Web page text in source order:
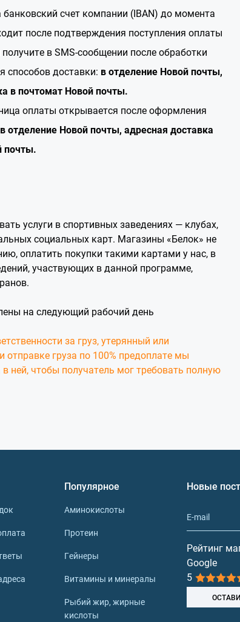
банковский счет компании (IBAN) до момента
после подтверждения поступления оплаты
в SMS-сообщении после обработки
способов доставки: в отделение Новой почты,
в почтомат Новой почты.
оплаты открывается после оформления
в отделение Новой почты, адресная доставка
почты.
услуги в спортивных заведениях — клубах,
социальных карт. Магазины «Белок» не
оплатить покупки такими картами у нас, в
участвующих в данной программе,
на следующий рабочий день
за груз, утерянный или
груза по 100% предоплате мы
ней, чтобы получатель мог требовать полную
Популярное
Аминокислоты
Протеин
Гейнеры
Витамины и минералы
Рыбий жир, жирные
кислоты
Новые
Рейтинг
Google
5